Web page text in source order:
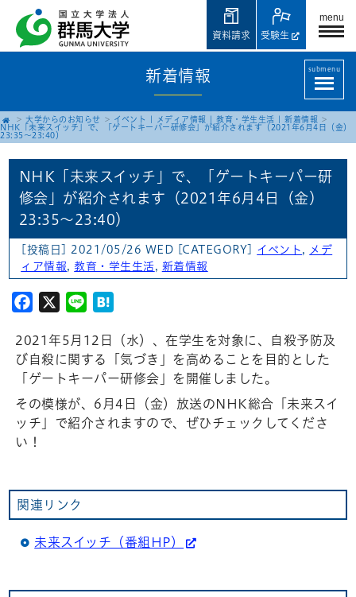
menu
受験生
資料請求
新着情報 submenu
大学からのお知らせ イベント メディア情報 教育・学生生活
新着情報
NHK「未来スイッチ」で、「ゲートキーパー研修会」が紹介されます（2021年6月4日（金）
23:35〜23:40）
NHK「未来スイッチ」で、「ゲートキーパー研
修会」が紹介されます（2021年6月4日（金）
23:35〜23:40）
[投稿日] 2021/05/26 WED [CATEGORY] イベント ,
メデ
ィア情報, 教育・学生生活, 新着情報
Facebook
X Line
2021年5月12日（水）、在学生を対象に、自殺予防及
び自殺に関する「気づき」を高めることを目的とした
「ゲートキーパー研修会」を開催しました。
その模様が、6月4日（金）放送のNHK総合「未来スイ
ッチ」で紹介されますので、ぜひチェックしてくださ
い！
関連リンク
未来スイッチ（番組HP）